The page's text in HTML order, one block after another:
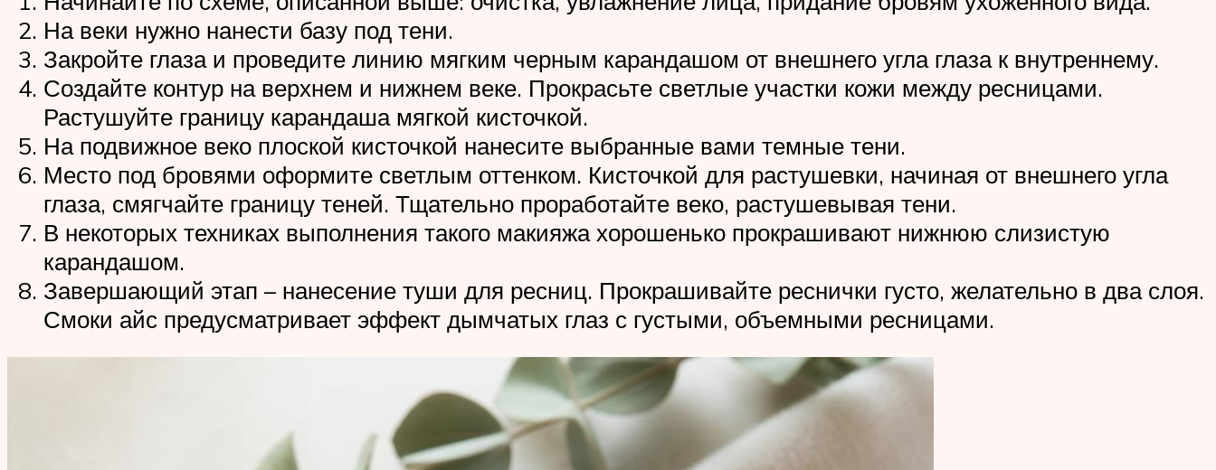
На веки нужно нанести базу под тени.
Закройте глаза и проведите линию мягким черным карандашом от внешнего угла глаза к внутреннему.
Создайте контур на верхнем и нижнем веке. Прокрасьте светлые участки кожи между ресницами.
Растушуйте границу карандаша мягкой кисточкой.
На подвижное веко плоской кисточкой нанесите выбранные вами темные тени.
Место под бровями оформите светлым оттенком. Кисточкой для растушевки, начиная от внешнего угла
глаза, смягчайте границу теней. Тщательно проработайте веко, растушевывая тени.
В некоторых техниках выполнения такого макияжа хорошенько прокрашивают нижнюю слизистую
карандашом.
Завершающий этап – нанесение туши для ресниц. Прокрашивайте реснички густо, желательно в два слоя.
Смоки айс предусматривает эффект дымчатых глаз с густыми, объемными ресницами.